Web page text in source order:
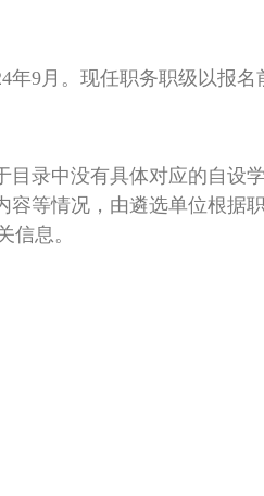
9月。现任职务职级以报
录中没有具体对应的自设
等情况，由遴选单位根据
信息。